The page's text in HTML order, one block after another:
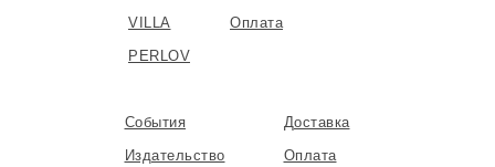
VILLA
PERLOV
Оплата
События
Издательство
Доставка
Оплата